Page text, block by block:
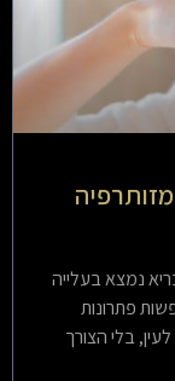
נמצא בעלייה
פתרונות
בלי הצורך